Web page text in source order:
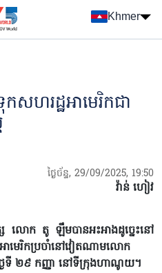
Khmer
សហរដ្ឋអាមេរិកជា
ថ្ងៃច័ន្ទ, 29/09/2025, 19:50
វ៉ាន់ ហៀវ
លោក តូ ឡឹមបានអះអាងដូច្នេះនៅ
មេរិកប្រចាំនៅវៀតណាមលោក
ទី ២៩ កញ្ញា នៅទីក្រុងហាណូយ។